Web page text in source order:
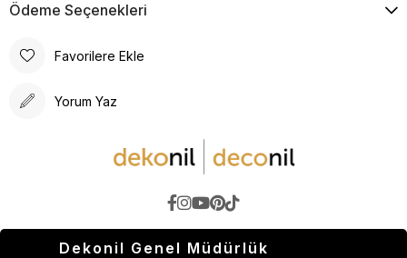
Ödeme Seçenekleri
Favorilere Ekle
Yorum Yaz
Dekonil Genel Müdürlük